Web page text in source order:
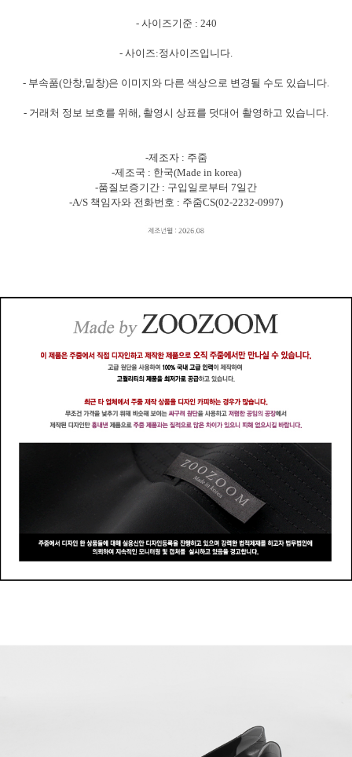
- 사이즈기준 : 240
- 사이즈:정사이즈입니다.
- 부속품(안창,밑창)은 이미지와 다른 색상으로 변경될 수도 있습니다.
- 거래처 정보 보호를 위해, 촬영시 상표를 덧대어 촬영하고 있습니다.
-제조자 : 주줌
-제조국 : 한국(Made in korea)
-품질보증기간 : 구입일로부터 7일간
-A/S 책임자와 전화번호 : 주줌CS(02-2232-0997)